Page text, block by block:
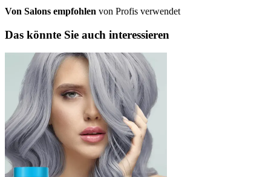
Von Salons empfohlen von Profis verwendet
Das könnte Sie auch interessieren